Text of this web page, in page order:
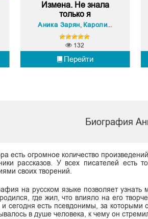
Измена. Не знала
только я
Аника Зарян, Каролина Шевцова
Перейти
132
Биография
есть огромное количество
рассказов. У всех писателей есть
своих творений.
на русском языке позволяет
где жил, что влияло на его
сегодня есть псевдонимы, за
в душе человека, к чему он